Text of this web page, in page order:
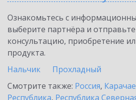
Ознакомьтесь с
выберите партнёра и отправьте
консультацию, приобретение
продукта.
Нальчик
Прохладный
Смотрите также: Россия,
Республика, Республика